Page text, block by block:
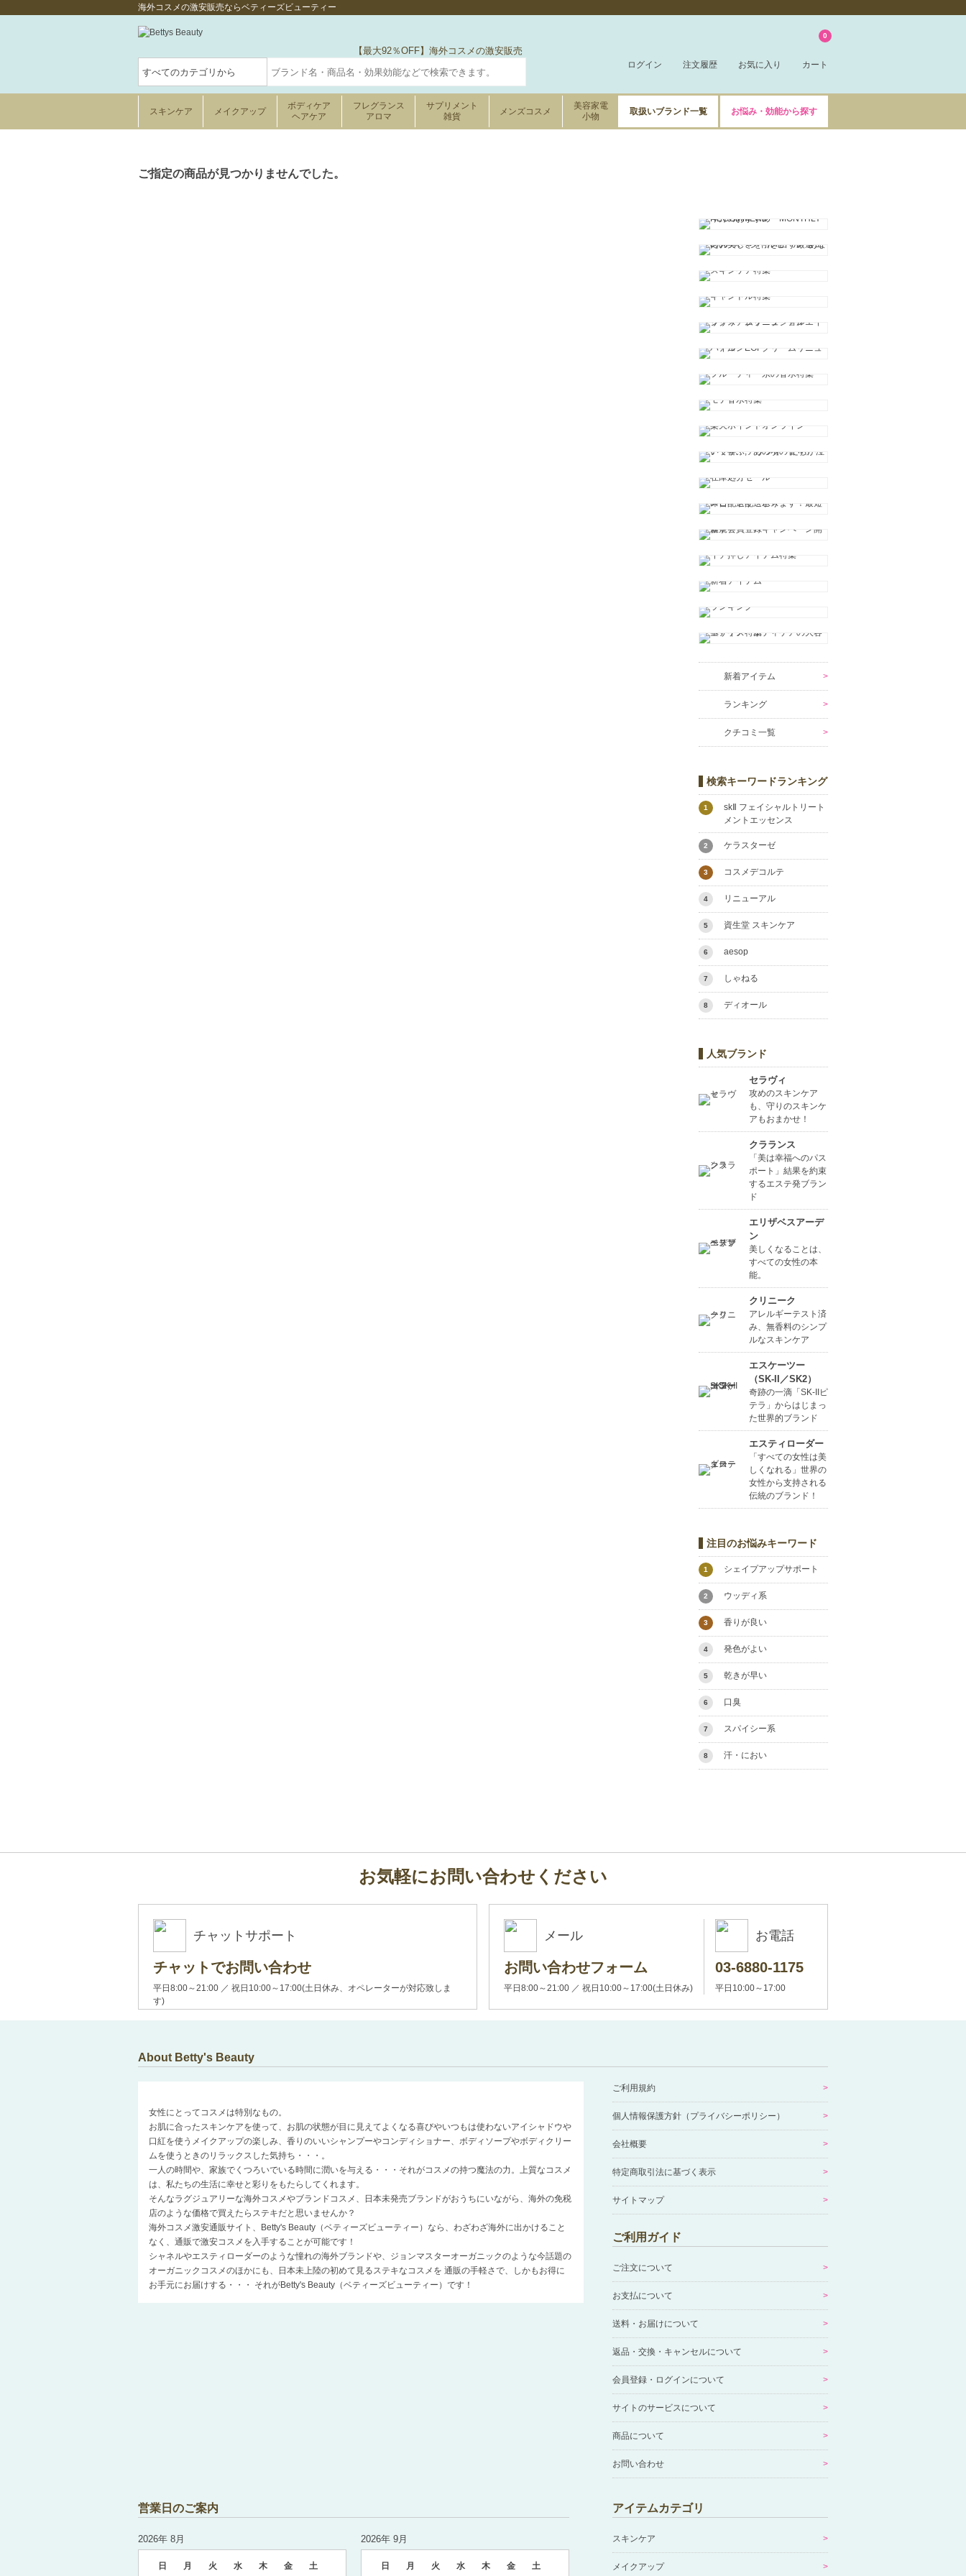
海外コスメの激安販売ならベティーズビューティー
【最大92％OFF】海外コスメの激安販売
ログイン 注文履歴 お気に入り カート
0
スキンケア メイクアップ
ボディケア
ヘアケア
フレグランス
アロマ
サプリメント
雑貨
メンズコスメ
美容家電
小物
取扱いブランド一覧 お悩み・効能から探す
ご指定の商品が見つかりませんでした。
新着アイテム
ランキング
クチコミ一覧
検索キーワードランキング
1
skⅡ フェイシャルトリート
メントエッセンス
2 ケラスターゼ
3 コスメデコルテ
4 リニューアル
5 資生堂 スキンケア
6 aesop
7 しゃねる
8 ディオール
人気ブランド
セラヴィ
攻めのスキンケア
も、守りのスキンケ
アもおまかせ！
クラランス
「美は幸福へのパス
ポート」結果を約束
するエステ発ブラン
ド
エリザベスアーデ
ン
美しくなることは、
すべての女性の本
能。
クリニーク
アレルギーテスト済
み、無香料のシンプ
ルなスキンケア
エスケーツー
（SK-II／SK2）
奇跡の一滴「SK-IIピ
テラ」からはじまっ
た世界的ブランド
エスティローダー
「すべての女性は美
しくなれる」世界の
女性から支持される
伝統のブランド！
注目のお悩みキーワード
1 シェイプアップサポート
2 ウッディ系
3 香りが良い
4 発色がよい
5 乾きが早い
6 口臭
7 スパイシー系
8 汗・におい
お気軽にお問い合わせください
チャットサポート
チャットでお問い合わせ
平日8:00～21:00 ／ 祝日10:00～17:00(土日休み、オペレーターが対応致しま
す)
メール
お問い合わせフォーム
平日8:00～21:00 ／ 祝日10:00～17:00(土日休み)
お電話
03-6880-1175
平日10:00～17:00
About Betty's Beauty
女性にとってコスメは特別なもの。
お肌に合ったスキンケアを使って、お肌の状態が目に見えてよくなる喜びやいつもは使わないアイシャドウや
口紅を使うメイクアップの楽しみ、香りのいいシャンプーやコンディショナー、ボディソープやボディクリー
ムを使うときのリラックスした気持ち・・・。
一人の時間や、家族でくつろいでいる時間に潤いを与える・・・それがコスメの持つ魔法の力。上質なコスメ
は、私たちの生活に幸せと彩りをもたらしてくれます。
そんなラグジュアリーな海外コスメやブランドコスメ、日本未発売ブランドがおうちにいながら、海外の免税
店のような価格で買えたらステキだと思いませんか？
海外コスメ激安通販サイト、Betty's Beauty（ベティーズビューティー）なら、わざわざ海外に出かけること
なく、通販で激安コスメを入手することが可能です！
シャネルやエスティローダーのような憧れの海外ブランドや、ジョンマスターオーガニックのような今話題の
オーガニックコスメのほかにも、日本未上陸の初めて見るステキなコスメを 通販の手軽さで、しかもお得に
お手元にお届けする・・・ それがBetty's Beauty（ベティーズビューティー）です！
ご利用規約
個人情報保護方針（プライバシーポリシー）
会社概要
特定商取引法に基づく表示
サイトマップ
ご利用ガイド
ご注文について
お支払について
送料・お届けについて
返品・交換・キャンセルについて
会員登録・ログインについて
サイトのサービスについて
商品について
お問い合わせ
営業日のご案内
2026年 8月
日 月 火 水 木 金 土
2026年 9月
日 月 火 水 木 金 土
アイテムカテゴリ
スキンケア
メイクアップ